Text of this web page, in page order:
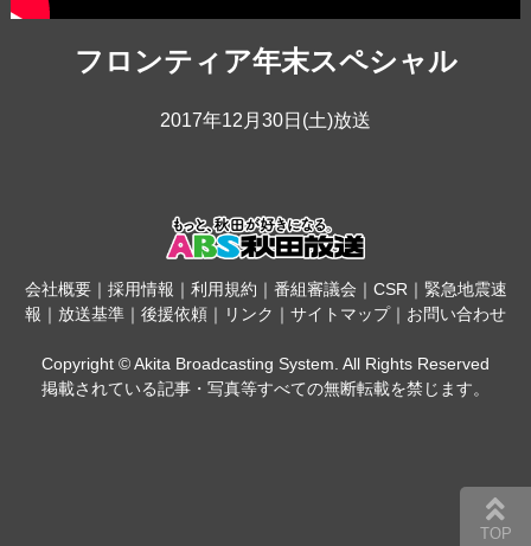
フロンティア年末スペシャル
2017年12月30日(土)放送
会社概要｜ 採用情報 ｜ 利用規約 ｜ 番組審議会 ｜ CSR ｜ 緊急地震速
報 ｜ 放送基準 ｜ 後援依頼 ｜ リンク ｜ サイトマップ｜ お問い合わせ
Copyright © Akita Broadcasting System. All Rights Reserved
掲載されている記事・写真等すべての無断転載を禁じます。